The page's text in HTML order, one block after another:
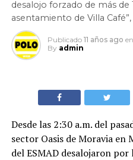
desalojo forzado de más de
asentamiento de Villa
Publicado 11 años ago en
By admin
Desde las 2:30 a.m. del
sector Oasis de Moravia
del ESMAD desalojaron por